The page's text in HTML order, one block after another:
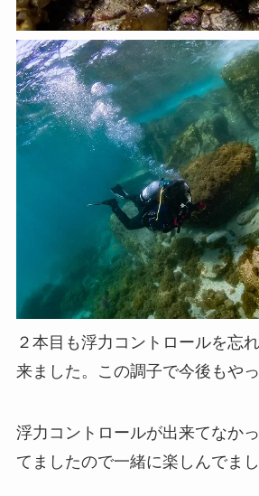
２本目も浮力コントロールを忘
来ました。この調子で今後もや
浮力コントロールが出来てなか
てましたので一緒に楽しんでま